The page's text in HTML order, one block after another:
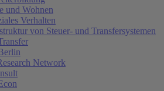
und Wohnen
Verhalten
von Steuer- und Transfersystemen
Network